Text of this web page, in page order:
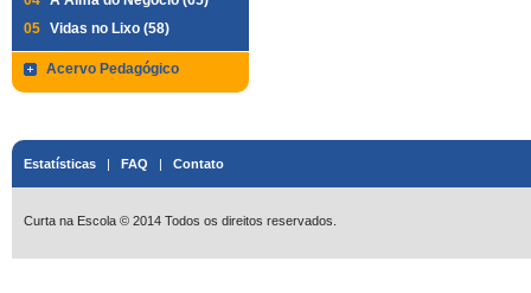
05 Vidas no Lixo (58)
Acervo Pedagógico
Estatísticas | FAQ | Contato
Curta na Escola © 2014 Todos os direitos reservados.